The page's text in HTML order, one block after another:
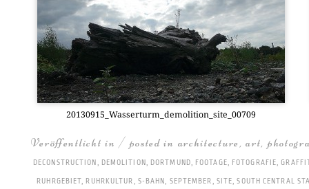
20130915_Wasserturm_demolition_site_00709
Veröffentlicht in / posted in architecture,art,
DECONSTRUCTION , DEMOLITION, DORTMUND, FOOTAGE, FOTOGRAFIE,
RUHRGEBIET, RUHRKULTUR, S-BAHN, SEPTEMBER, SITE,SOUTH CENTRAL